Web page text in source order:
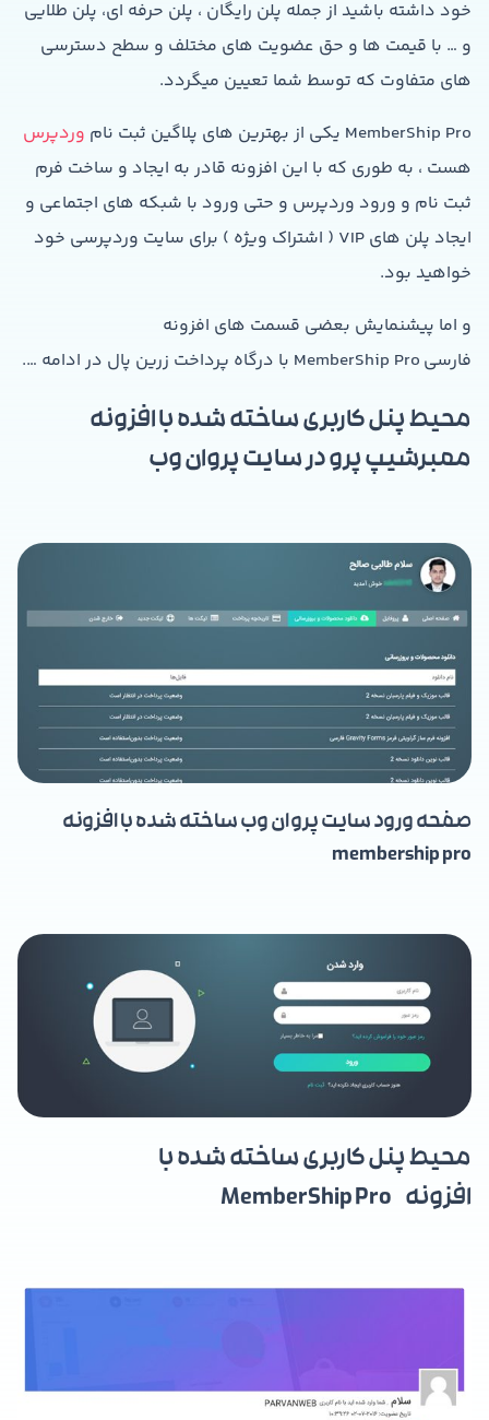
خود داشته باشید از جمله پلن رایگان ، پلن حرفه ای، پلن طلایی
و … با قیمت ها و حق عضویت های مختلف و سطح دسترسی
های متفاوت که توسط شما تعیین میگردد.
MemberShip Pro یکی از بهترین های پلاگین ثبت نام
وردپرس
هست ، به طوری که با این افزونه قادر به ایجاد و ساخت فرم
ثبت نام و ورود وردپرس و حتی ورود با شبکه های اجتماعی و
ایجاد پلن های VIP ( اشتراک ویژه ) برای سایت وردپرسی خود
خواهید بود.
و اما پیشنمایش بعضی قسمت های افزونه
فارسی MemberShip Pro با درگاه پرداخت زرین پال در ادامه ….
محیط پنل کاربری ساخته شده با افزونه
ممبرشیپ پرو در سایت پروان وب
صفحه ورود سایت پروان وب ساخته شده با افزونه
membership pro
محیط پنل کاربری ساخته شده با
افزونه MemberShip Pro